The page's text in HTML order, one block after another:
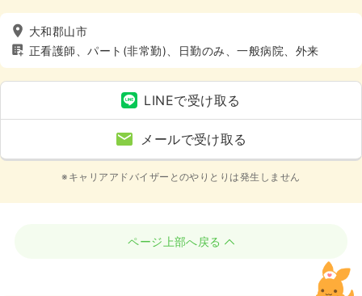
大和郡山市
正看護師、パート(非常勤)、日勤のみ、一般病院、外来
LINEで受け取る
メールで受け取る
※キャリアアドバイザーとのやりとりは発生しません
ページ上部へ戻る